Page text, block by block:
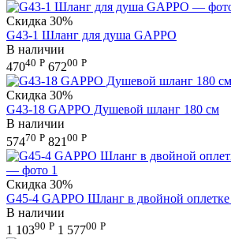
Скидка 30%
G43-1 Шланг для душа GAPPO
В наличии
47040 Р 67200 Р
Скидка 30%
G43-18 GAPPO Душевой шланг 180 см
В наличии
57470 Р 821 00 Р
Скидка 30%
G45-4 GAPPO Шланг в двойной
В наличии
1 10390 Р 1 57700 Р